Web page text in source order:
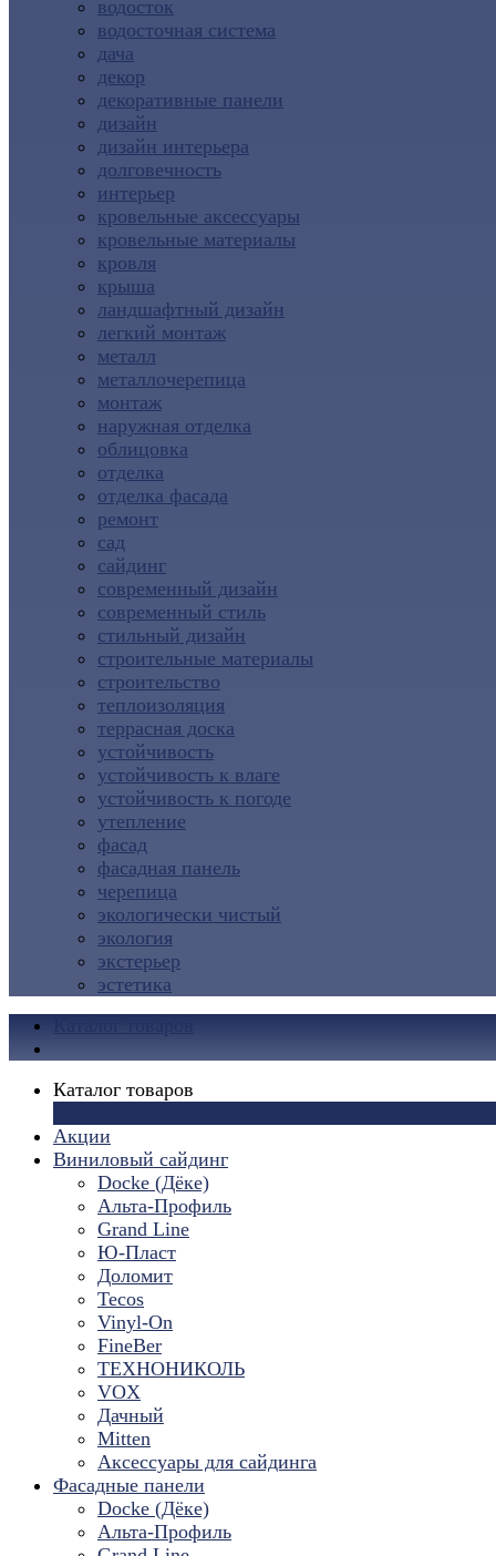
водосток
водосточная система
дача
декор
декоративные панели
дизайн
дизайн интерьера
долговечность
интерьер
кровельные аксессуары
кровельные материалы
кровля
крыша
ландшафтный дизайн
легкий монтаж
металл
металлочерепица
монтаж
наружная отделка
облицовка
отделка
отделка фасада
ремонт
сад
сайдинг
современный дизайн
современный стиль
стильный дизайн
строительные материалы
строительство
теплоизоляция
террасная доска
устойчивость
устойчивость к влаге
устойчивость к погоде
утепление
фасад
фасадная панель
черепица
экологически чистый
экология
экстерьер
эстетика
Каталог товаров
Акции
Виниловый сайдинг
Docke (Дёке)
Альта-Профиль
Grand Line
Ю-Пласт
Доломит
Tecos
Vinyl-On
FineBer
ТЕХНОНИКОЛЬ
VOX
Дачный
Mitten
Аксессуары для сайдинга
Фасадные панели
Docke (Дёке)
Альта-Профиль